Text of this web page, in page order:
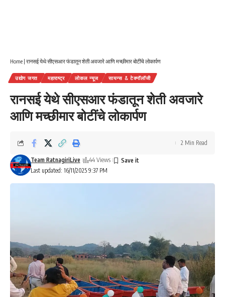
Home | रानसई येथे सीएसआर फंडातून शेती अवजारे आणि मच्छीमार बोटींचे लोकार्पण
उद्योग जगत महाराष्ट्र लोकल न्यूज सायन्स & टेक्नॉलॉजी
रानसई येथे सीएसआर फंडातून शेती अवजारे
आणि मच्छीमार बोटींचे लोकार्पण
Last updated: 16/11/2025 9:37 PM
Team RatnagiriLive 44 Views
2 Min Read